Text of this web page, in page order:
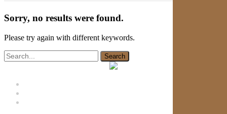
Sorry, no results were found.
Please try again with different keywords.
Search